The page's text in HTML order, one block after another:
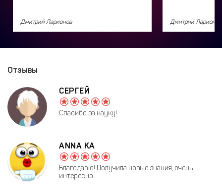
Дмитрий Ларионов Дмитрий Ларионов
Отзывы
СЕРГЕЙ
Спасибо за науку!
ANNA KA
Благодарю! Получила новые знания, очень
интересно.